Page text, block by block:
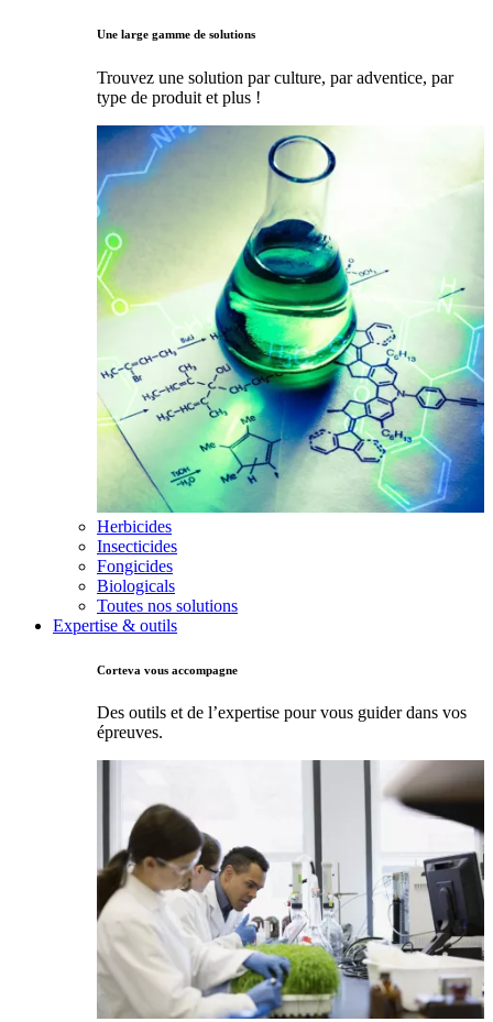
Une large gamme de solutions
Trouvez une solution par culture, par adventice, par
type de produit et plus !
Herbicides
Insecticides
Fongicides
Biologicals
Toutes nos solutions
Expertise & outils
Corteva vous accompagne
Des outils et de l’expertise pour vous guider dans vos
épreuves.